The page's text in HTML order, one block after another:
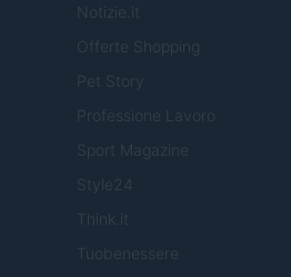
Notizie.it
Offerte Shopping
Pet Story
Professione Lavoro
Sport Magazine
Style24
Think.it
Tuobenessere